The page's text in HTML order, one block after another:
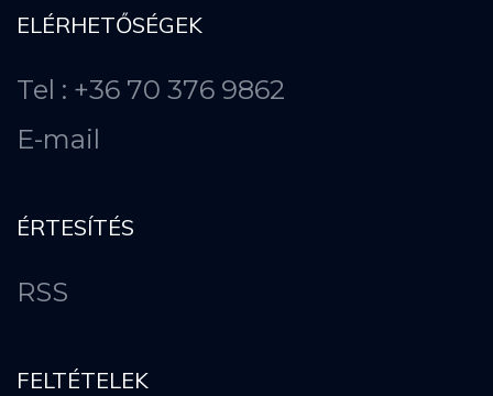
ELÉRHETŐSÉGEK
Tel : +36 70 376 9862
E-mail
ÉRTESÍTÉS
RSS
FELTÉTELEK